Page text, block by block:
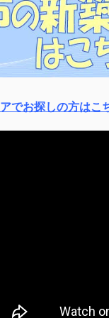
でお探しの方はこ